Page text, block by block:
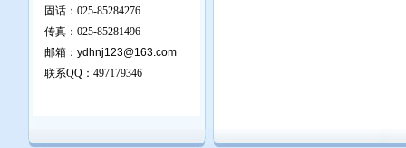
固话：025-85284276
传真：025-85281496
邮箱： ydhnj123@163.com
联系QQ： 497179346